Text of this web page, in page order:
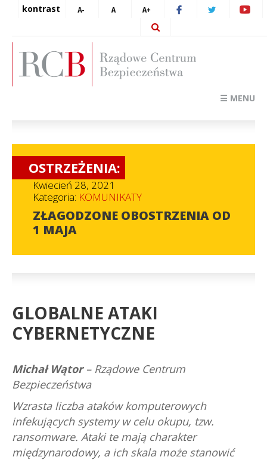
kontrast
☰ MENU
OSTRZEŻENIA:
Kwiecień 28, 2021
Kategoria: KOMUNIKATY
ZŁAGODZONE OBOSTRZENIA OD
1 MAJA
GLOBALNE ATAKI
CYBERNETYCZNE
Michał Wątor– Rządowe Centrum
Bezpieczeństwa
Wzrasta liczba ataków komputerowych
infekujących systemy w celu okupu, tzw.
ransomware. Ataki te mają charakter
międzynarodowy, a ich skala może stanowić